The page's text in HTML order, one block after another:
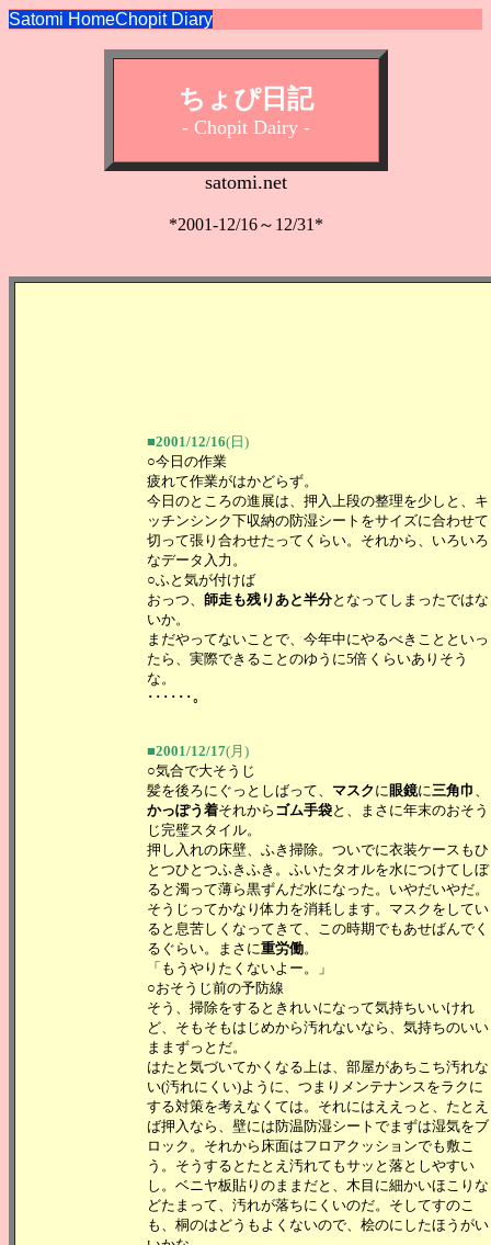
Satomi HomeChopit Diary
ちょぴ日記
- Chopit Dairy -
satomi.net
*2001-12/16～12/31*
■2001/12/16(日)
○今日の作業
疲れて作業がはかどらず。
今日のところの進展は、押入上段の整理を少しと、キ
ッチンシンク下収納の防湿シートをサイズに合わせて
切って張り合わせたってくらい。それから、いろいろ
なデータ入力。
○ふと気が付けば
おっつ、 師走も残りあと半分となってしまったではな
いか。
まだやってないことで、今年中にやるべきことといっ
たら、実際できることのゆうに5倍くらいありそう
な。
･･････。
■2001/12/17(月)
○気合で大そうじ
髪を後ろにぐっとしばって、 マスクに 眼鏡に三角巾 、
かっぽう着それから ゴム手袋と、まさに年末のおそう
じ完璧スタイル。
押し入れの床壁、ふき掃除。ついでに衣装ケースもひ
とつひとつふきふき。ふいたタオルを水につけてしぼ
ると濁って薄ら黒ずんだ水になった。いやだいやだ。
そうじってかなり体力を消耗します。マスクをしてい
ると息苦しくなってきて、この時期でもあせばんでく
るぐらい。まさに重労働。
「もうやりたくないよー。」
○おそうじ前の予防線
そう、掃除をするときれいになって気持ちいいけれ
ど、そもそもはじめから汚れないなら、気持ちのいい
ままずっとだ。
はたと気づいてかくなる上は、部屋があちこち汚れな
い(汚れにくい)ように、つまりメンテナンスをラクに
する対策を考えなくては。それにはええっと、たとえ
ば押入なら、壁には防温防湿シートでまずは湿気をブ
ロック。それから床面はフロアクッションでも敷こ
う。そうするとたとえ汚れてもサッと落としやすい
し。ベニヤ板貼りのままだと、木目に細かいほこりな
どたまって、汚れが落ちにくいのだ。そしてすのこ
も、桐のはどうもよくないので、桧のにしたほうがい